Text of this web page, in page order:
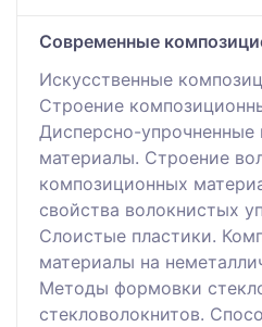
Современные
Искусственные
Строение
Дисперсно-
материалы. Строение
композиционных
свойства волокнистых
Слоистые пластики.
материалы на
Методы формовки
стекловолокнитов.